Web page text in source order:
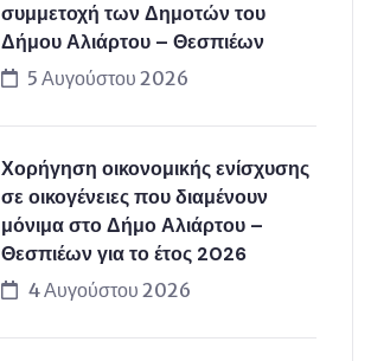
συμμετοχή των Δημοτών του
Δήμου Αλιάρτου – Θεσπιέων
5 Αυγούστου 2026
Χορήγηση οικονομικής ενίσχυσης
σε οικογένειες που διαμένουν
μόνιμα στο Δήμο Αλιάρτου –
Θεσπιέων για το έτος 2026
4 Αυγούστου 2026